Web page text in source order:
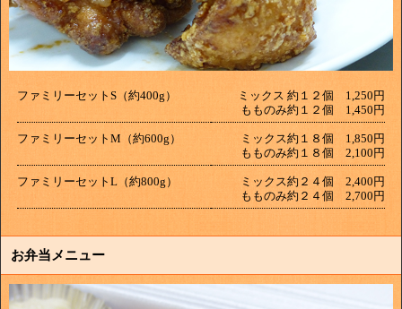
ファミリーセットS（約400g）
ミックス 約１２個 1,250円
もものみ約１２個 1,450円
ファミリーセットM（約600g）
ミックス約１８個 1,850円
もものみ約１８個 2,100円
ファミリーセットL（約800g）
ミックス約２４個 2,400円
もものみ約２４個 2,700円
お弁当メニュー